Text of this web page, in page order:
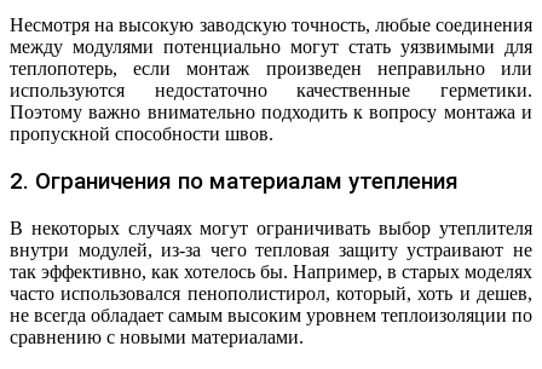
Несмотря на высокую заводскую точность, любые соединения
между модулями потенциально могут стать уязвимыми для
теплопотерь, если монтаж произведен неправильно или
используются недостаточно качественные герметики.
Поэтому важно внимательно подходить к вопросу монтажа и
пропускной способности швов.
2. Ограничения по материалам утепления
В некоторых случаях могут ограничивать выбор утеплителя
внутри модулей, из-за чего тепловая защиту устраивают не
так эффективно, как хотелось бы. Например, в старых моделях
часто использовался пенополистирол, который, хоть и дешев,
не всегда обладает самым высоким уровнем теплоизоляции по
сравнению с новыми материалами.